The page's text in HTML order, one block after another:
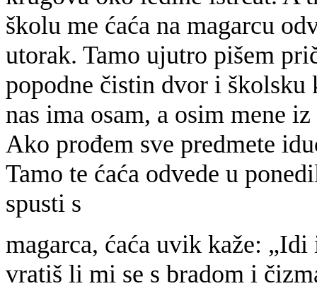
školu me ćaća na magarcu
utorak. Tamo ujutro pišem
popodne čistin dvor i
nas ima osam, a osim mene
Ako prođem sve predmete
Tamo te ćaća odvede u
spusti s
magarca, ćaća uvik kaže:
vratiš li mi se s bradom i